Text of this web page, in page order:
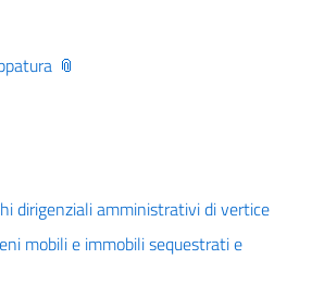
dirigenziali amministrativi di vertice
mobili e immobili sequestrati e